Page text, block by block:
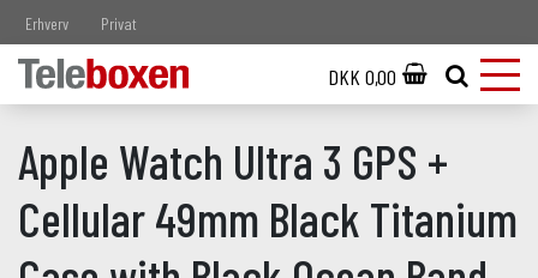
Erhverv Privat
DKK 0,00
Apple Watch Ultra 3 GPS +
Cellular 49mm Black Titanium